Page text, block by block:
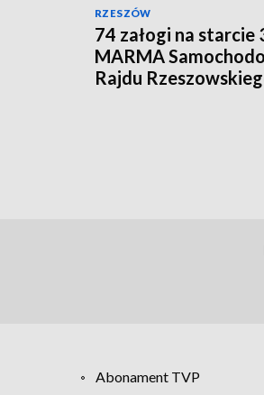
RZESZÓW
74 załogi na starcie
MARMA
Rajdu
Abonament TVP